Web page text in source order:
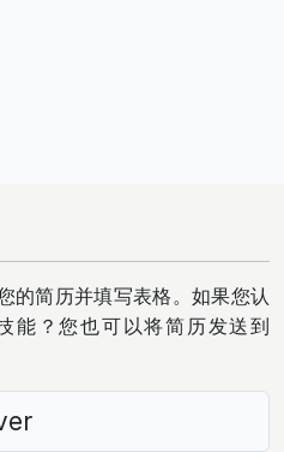
的简历并填写表格。如果您认
能？您也可以将简历发送到